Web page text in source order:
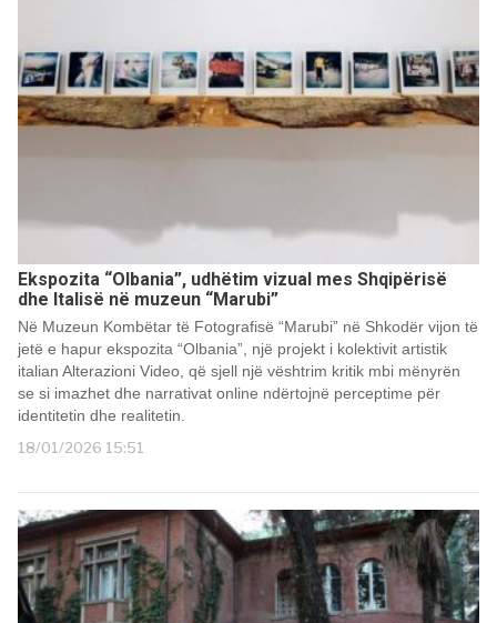
Ekspozita “Olbania”, udhëtim vizual mes Shqipërisë
dhe Italisë në muzeun “Marubi”
Në Muzeun Kombëtar të Fotografisë “Marubi” në Shkodër vijon të
jetë e hapur ekspozita “Olbania”, një projekt i kolektivit artistik
italian Alterazioni Video, që sjell një vështrim kritik mbi mënyrën
se si imazhet dhe narrativat online ndërtojnë perceptime për
identitetin dhe realitetin.
18/01/2026 15:51